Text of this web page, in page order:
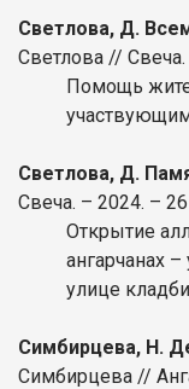
Светлова, Д.
Светлова //
Помощь
Светлова, Д.
Свеча. – 2024. –
Открытие
ангарчанах
улице
Симбирцева, Н.
Симбирцева //